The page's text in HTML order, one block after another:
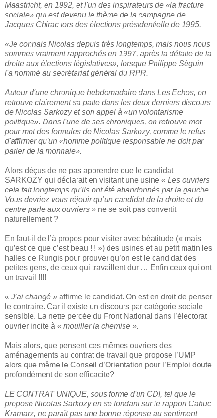
Maastricht, en 1992, et l'un des inspirateurs de «la fracture
sociale» qui est devenu le thème de la campagne de
Jacques Chirac lors des élections présidentielle de 1995.
«Je connais Nicolas depuis très longtemps, mais nous nous
sommes vraiment rapprochés en 1997, après la défaite de la
droite aux élections législatives», lorsque Philippe Séguin
l'a nommé au secrétariat général du RPR.
Auteur d'une chronique hebdomadaire dans Les Echos, on
retrouve clairement sa patte dans les deux derniers discours
de Nicolas Sarkozy et son appel à «un volontarisme
politique». Dans l'une de ses chroniques, on retrouve mot
pour mot des formules de Nicolas Sarkozy, comme le refus
d'affirmer qu'un «homme politique responsable ne doit par
parler de la monnaie».
Alors déçus de ne pas apprendre que le candidat
SARKOZY qui déclarait en visitant une usine « Les ouvriers
cela fait longtemps qu’ils ont été abandonnés par la gauche.
Vous devriez vous réjouir qu’un candidat de la droite et du
centre parle aux ouvriers » ne se soit pas convertit
naturellement ?
En faut-il de l’à propos pour visiter avec béatitude (« mais
qu’est ce que c’est beau !!! ») des usines et au petit matin les
halles de Rungis pour prouver qu’on est le candidat des
petites gens, de ceux qui travaillent dur … Enfin ceux qui ont
un travail !!!!
« J’ai changé » affirme le candidat. On est en droit de penser
le contraire. Car il existe un discours par catégorie sociale
sensible. La nette percée du Front National dans l’électorat
ouvrier incite à « mouiller la chemise ».
Mais alors, que pensent ces mêmes ouvriers des
aménagements au contrat de travail que propose l’UMP
alors que même le Conseil d’Orientation pour l’Emploi doute
profondément de son efficacité?
LE CONTRAT UNIQUE, sous forme d'un CDI, tel que le
propose Nicolas Sarkozy en se fondant sur le rapport Cahuc
Kramarz, ne paraît pas une bonne réponse au sentiment